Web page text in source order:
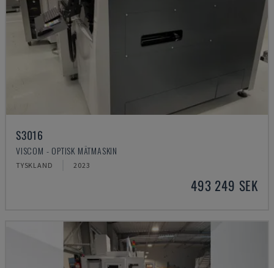
S3016
VISCOM - OPTISK MÄTMASKIN
TYSKLAND 2023
493 249 SEK